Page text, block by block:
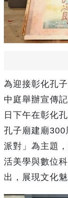
為迎接彰化孔
中庭舉辦宣傳
日下午在彰化
孔子廟建廟300
派對」為主題
活美學與數位
出，展現文化魅